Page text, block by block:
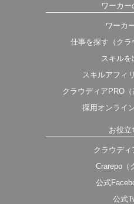
ワーカー
ワーカ
仕事を探す（クラ
スキルを
スキルアフィ
クラウディアPRO（
採用オンライ
お役立
クラウディ
Crarepo（
公式
公式